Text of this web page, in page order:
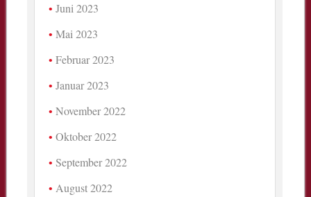
Juni 2023
Mai 2023
Februar 2023
Januar 2023
November 2022
Oktober 2022
September 2022
August 2022